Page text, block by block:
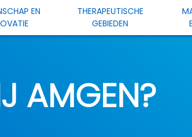
EN
THERAPEUTISCHE
GEBIEDEN
AMGEN?